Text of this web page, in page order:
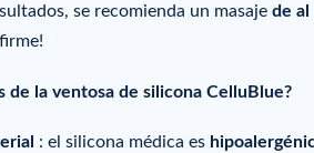
se recomienda un masaje de al
de la ventosa de silicona CelluBlue?
: el silicona médica es